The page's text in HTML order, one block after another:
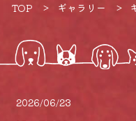
TOP ギャラリー
2026/06/23